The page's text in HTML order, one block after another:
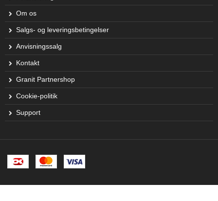
Om os
Salgs- og leveringsbetingelser
Anvisningssalg
Kontakt
Granit Partnershop
Cookie-politik
Support